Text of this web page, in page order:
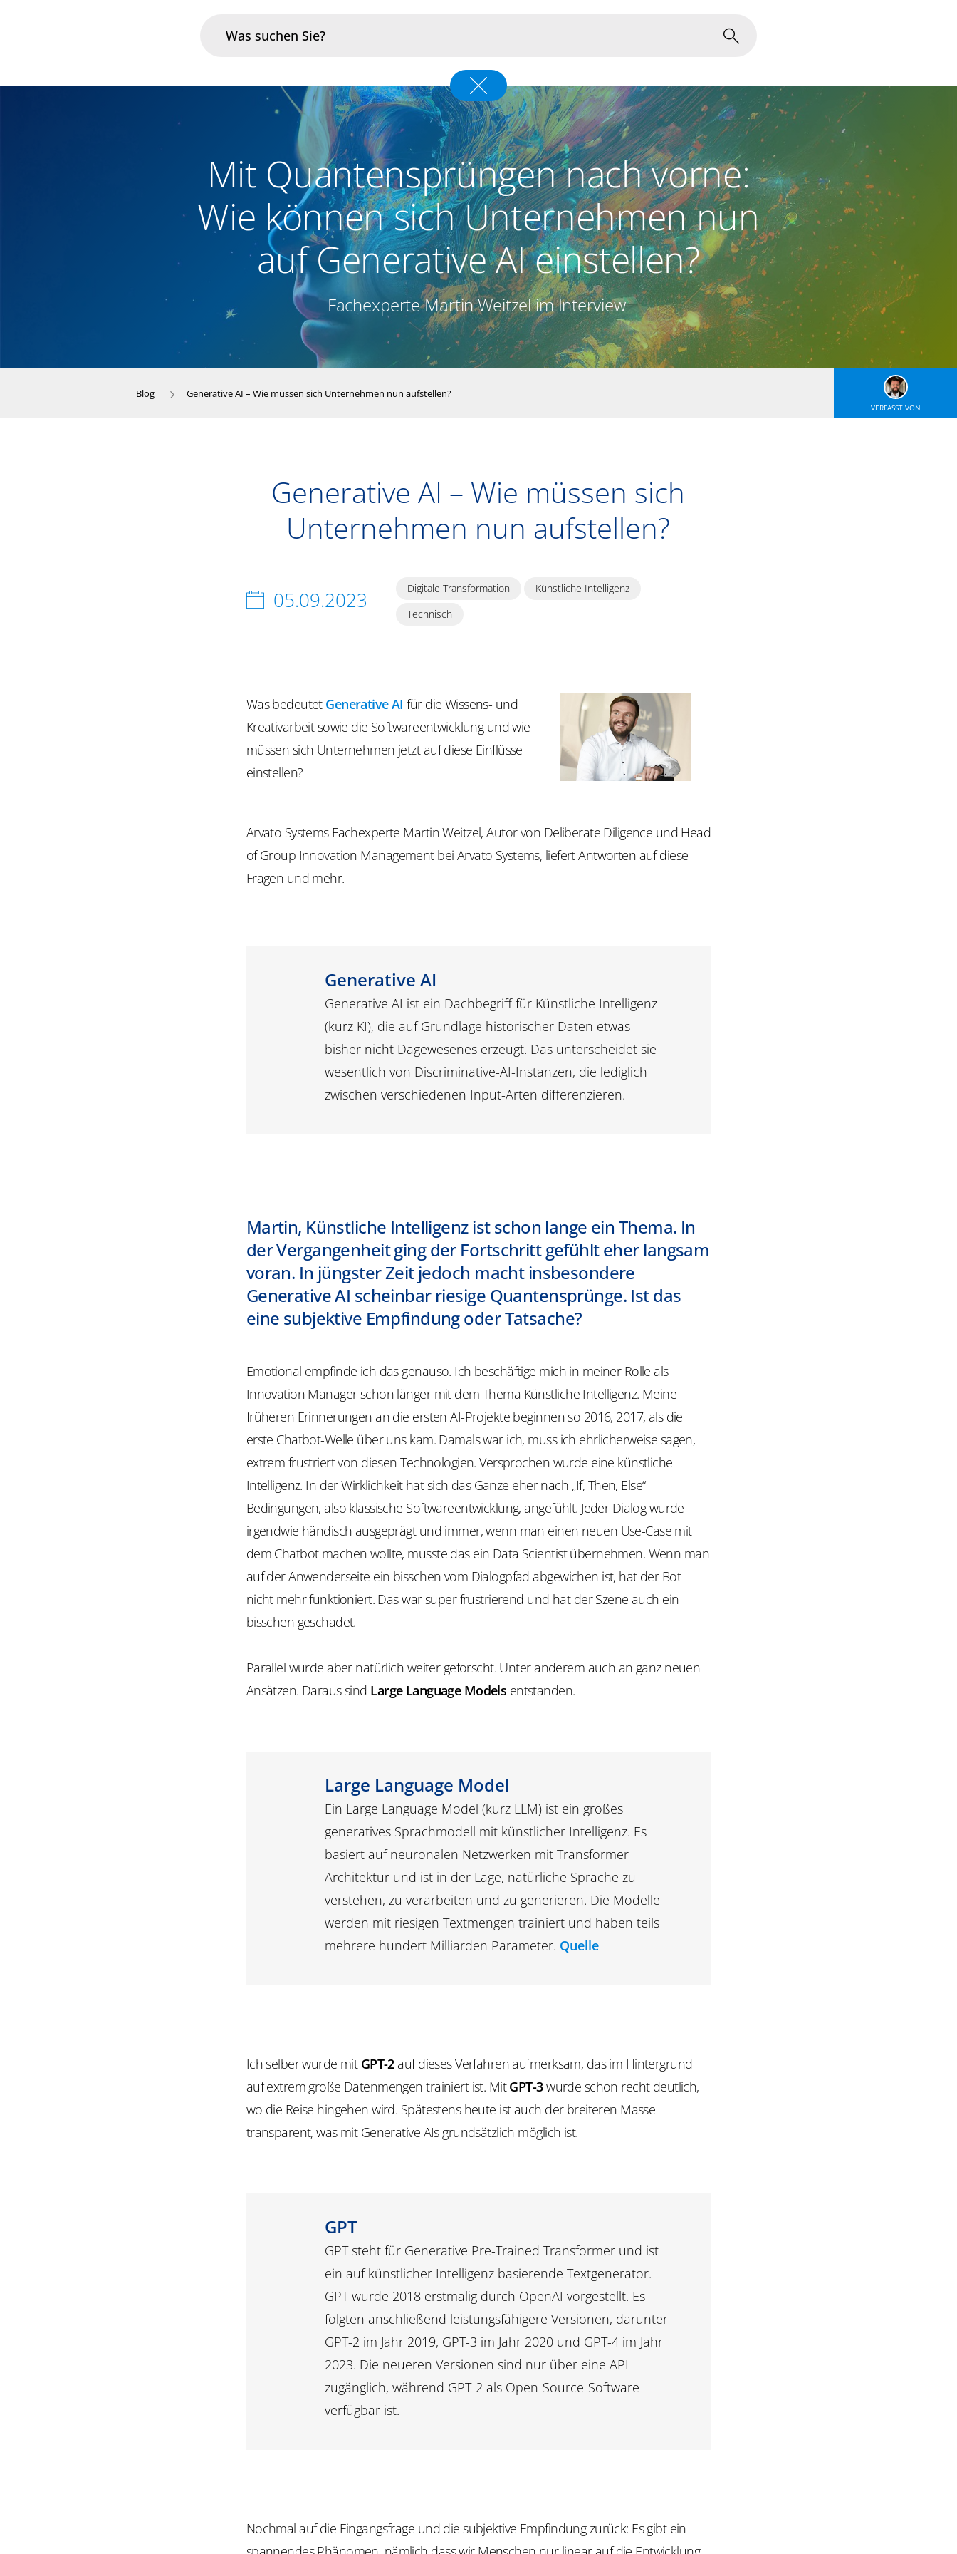
Mit Quantensprüngen nach vorne:
Wie können sich Unternehmen nun
auf Generative AI einstellen?
Fachexperte Martin Weitzel im Interview
Blog Generative AI – Wie müssen sich Unternehmen nun aufstellen?
VERFASST VON
Generative AI – Wie müssen sich
Unternehmen nun aufstellen?
05.09.2023 Digitale Transformation
Künstliche Intelligenz
Technisch
Was bedeutet Generative AI für die Wissens- und
Kreativarbeit sowie die Softwareentwicklung und wie
müssen sich Unternehmen jetzt auf diese Einflüsse
einstellen?
Arvato Systems Fachexperte Martin Weitzel, Autor von DeliberateDiligence und Head
ofGroup Innovation Management bei Arvato Systems, liefert Antworten auf diese
Fragen und mehr.
Generative AI
Generative AI ist ein Dachbegriff für Künstliche Intelligenz
(kurz KI), die auf Grundlage historischer Daten etwas
bisher nicht Dagewesenes erzeugt. Das unterscheidet sie
wesentlich von Discriminative-AI-Instanzen, die lediglich
zwischen verschiedenen Input-Arten differenzieren.
Martin, Künstliche Intelligenz ist schon lange ein Thema. In
der Vergangenheit ging der Fortschritt gefühlt eher langsam
voran. In jüngster Zeit jedoch macht insbesondere
Generative AI scheinbar riesige Quantensprünge. Ist das
eine subjektive Empfindung oder Tatsache?
Emotional empfinde ich das genauso. Ich beschäftige mich in meiner Rolle als
Innovation Manager schon länger mit dem Thema Künstliche Intelligenz. Meine
früheren Erinnerungen an die ersten AI-Projekte beginnen so 2016, 2017, als die
erste Chatbot-Welle über uns kam. Damals war ich, muss ich ehrlicherweise sagen,
extrem frustriert von diesen Technologien. Versprochen wurde eine künstliche
Intelligenz. In der Wirklichkeit hat sich das Ganze eher nach „If, Then, Else“-
Bedingungen, also klassische Softwareentwicklung, angefühlt. Jeder Dialog wurde
irgendwie händisch ausgeprägt und immer, wenn man einen neuen Use-Case mit
dem Chatbot machen wollte, musste das ein Data Scientist übernehmen. Wenn man
auf der Anwenderseite ein bisschen vom Dialogpfad abgewichen ist, hat der Bot
nicht mehr funktioniert. Das war super frustrierend und hat der Szene auch ein
bisschen geschadet.
Parallel wurde aber natürlich weiter geforscht. Unter anderem auch an ganz neuen
Ansätzen. Daraus sind Large Language Models entstanden.
Large Language Model
Ein Large Language Model (kurz LLM) ist ein großes
generatives Sprachmodell mit künstlicher Intelligenz. Es
basiert auf neuronalen Netzwerken mit Transformer-
Architektur und ist in der Lage, natürliche Sprache zu
verstehen, zu verarbeiten und zu generieren. Die Modelle
werden mit riesigen Textmengen trainiert und haben teils
mehrere hundert Milliarden Parameter. Quelle
Ich selber wurde mit GPT-2auf dieses Verfahren aufmerksam, das im Hintergrund
auf extrem große Datenmengen trainiert ist. MitGPT-3wurde schon recht deutlich,
wo die Reise hingehen wird. Spätestens heute ist auch der breiteren Masse
transparent, was mit Generative AIs grundsätzlich möglich ist.
GPT
GPT steht für Generative Pre-Trained Transformer und ist
ein auf künstlicher Intelligenz basierende Textgenerator.
GPT wurde 2018 erstmalig durch OpenAI vorgestellt. Es
folgten anschließend leistungsfähigere Versionen, darunter
GPT-2 im Jahr 2019, GPT-3 im Jahr 2020 und GPT-4 im Jahr
2023. Die neueren Versionen sind nur über eine API
zugänglich, während GPT-2 als Open-Source-Software
verfügbar ist.
Nochmal auf die Eingangsfrage und die subjektive Empfindung zurück: Es gibt ein